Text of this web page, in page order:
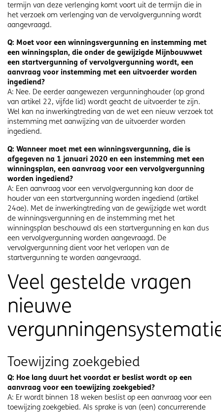
termijn van deze verlenging komt voort uit de termijn die in
het verzoek om verlenging van de vervolgvergunning wordt
aangevraagd.
Q: Moet voor een winningsvergunning en instemming met
een winningsplan, die onder de gewijzigde Mijnbouwwet
een startvergunning of vervolgvergunning wordt, een
aanvraag voor instemming met een uitvoerder worden
ingediend?
A: Nee. De eerder aangewezen vergunninghouder (op grond
van artikel 22, vijfde lid) wordt geacht de uitvoerder te zijn.
Wel kan na inwerkingtreding van de wet een nieuw verzoek tot
instemming met aanwijzing van de uitvoerder worden
ingediend.
Q: Wanneer moet met een winningsvergunning, die is
afgegeven na 1 januari 2020 en een instemming met een
winningsplan, een aanvraag voor een vervolgvergunning
worden ingediend?
A: Een aanvraag voor een vervolgvergunning kan door de
houder van een startvergunning worden ingediend (artikel
24ae). Met de inwerkingtreding van de gewijzigde wet wordt
de winningsvergunning en de instemming met het
winningsplan beschouwd als een startvergunning en kan dus
een vervolgvergunning worden aangevraagd. De
vervolgvergunning dient voor het verlopen van de
startvergunning te worden aangevraagd.
Veel gestelde vragen
nieuwe
Toewijzing zoekgebied
Q: Hoe lang duurt het voordat er beslist wordt op een
aanvraag voor een toewijzing zoekgebied?
A: Er wordt binnen 18 weken beslist op een aanvraag voor een
toewijzing zoekgebied. Als sprake is van (een) concurrerende